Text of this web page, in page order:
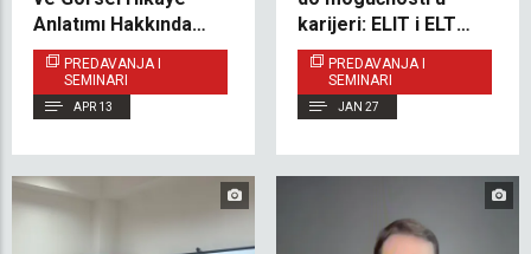
Anlatımı Hakkında
Etkileyici bir Söyleşi
Gerçekleştirdi
PREDAVANJA I
SEMINARI
APR 13
karijeri: ELIT i ELT
inspirisali buduće
studente na Zimskoj
školi
PREDAVANJA I
SEMINARI
JAN 27